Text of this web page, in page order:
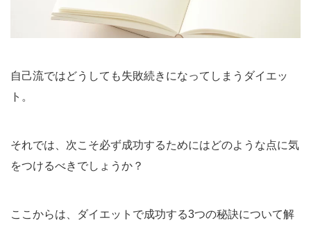
自己流ではどうしても失敗続きになってしまうダイエッ
ト。
それでは、次こそ必ず成功するためにはどのような点に気
をつけるべきでしょうか？
ここからは、ダイエットで成功する3つの秘訣について解